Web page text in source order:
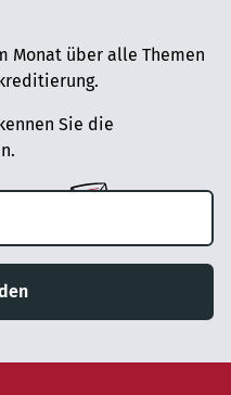
Monat über alle Themen
Sie die